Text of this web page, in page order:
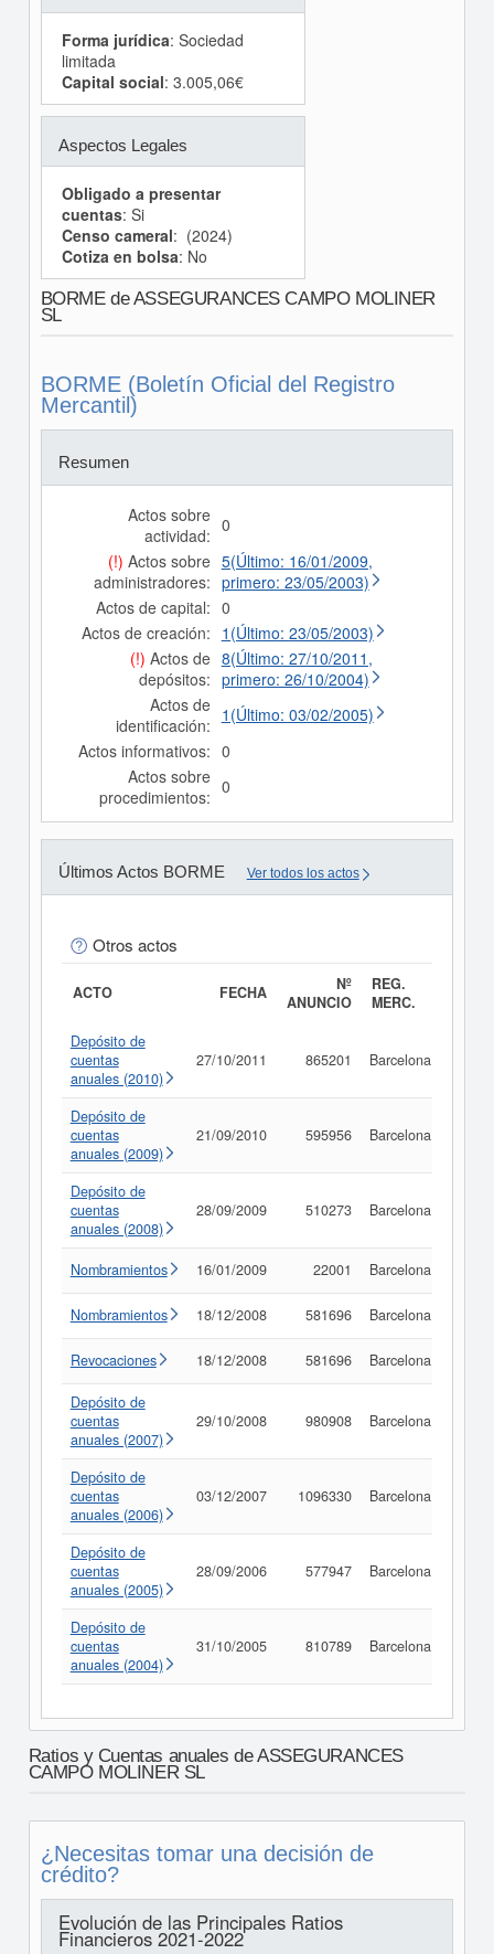
Forma jurídica: Sociedad
limitada
Capital social: 3.005,06€
Aspectos Legales
Obligado a presentar
cuentas: Si
Censo cameral: (2024)
Cotiza en bolsa: No
BORME de ASSEGURANCES CAMPO MOLINER
SL
BORME (Boletín Oficial del Registro
Mercantil)
Resumen
Actos sobre
actividad: 0
(!) Actos sobre
administradores:
5(Último: 16/01/2009,
primero: 23/05/2003)
Actos de capital: 0
Actos de creación: 1(Último: 23/05/2003)
(!) Actos de
depósitos:
8(Último: 27/10/2011,
primero: 26/10/2004)
Actos de
identificación: 1(Último: 03/02/2005)
Actos informativos: 0
Actos sobre
procedimientos: 0
Últimos Actos BORME Ver todos los actos
Otros actos
ACTO FECHA
Nº
ANUNCIO
REG.
MERC.
Depósito de
cuentas
anuales (2010)
27/10/2011 865201 Barcelona
Depósito de
cuentas
anuales (2009)
21/09/2010 595956 Barcelona
Depósito de
cuentas
anuales (2008)
28/09/2009 510273 Barcelona
Nombramientos 16/01/2009 22001 Barcelona
Nombramientos 18/12/2008 581696 Barcelona
Revocaciones 18/12/2008 581696 Barcelona
Depósito de
cuentas
anuales (2007)
29/10/2008 980908 Barcelona
Depósito de
cuentas
anuales (2006)
03/12/2007 1096330 Barcelona
Depósito de
cuentas
anuales (2005)
28/09/2006 577947 Barcelona
Depósito de
cuentas
anuales (2004)
31/10/2005 810789 Barcelona
Ratios y Cuentas anuales de ASSEGURANCES
CAMPO MOLINER SL
¿Necesitas tomar una decisión de
crédito?
Evolución de las Principales Ratios
Financieros 2021-2022